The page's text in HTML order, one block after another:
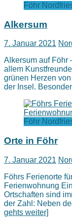
Föhr
Alkersum
7. Januar 2021
Alkersum auf Föhr
allem
grünen Herzen
der Insel.
Föhr
Orte in Föhr
7. Januar 2021
Föhrs Ferienorte
Ferienwohnung
Ortschaften sind
der Zahl: Neben
gehts weiter]